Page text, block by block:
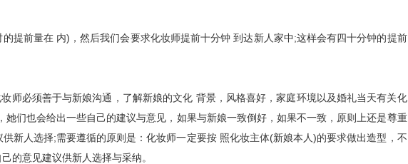
前量在 内)，然后我们会要求化妆师提前十分钟 到达新人家中;这样会有四十分钟的提前
必须善于与新娘沟通，了解新娘的文化 背景，风格喜好，家庭环境以及婚礼当天有关化
们也会给出一些自己的建议与意见，如果与新娘一致倒好，如果不一致，原则上还是尊重
新人选择;需要遵循的原则是：化妆师一定要按 照化妆主体(新娘本人)的要求做出造型，不
的意见建议供新人选择与采纳。